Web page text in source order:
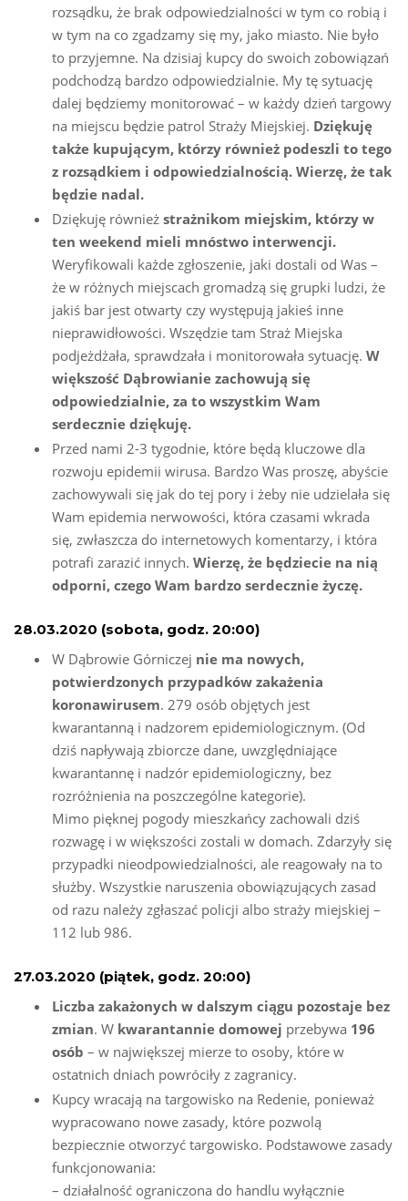
rozsądku, że brak odpowiedzialności w tym co robią i
w tym na co zgadzamy się my, jako miasto. Nie było
to przyjemne. Na dzisiaj kupcy do swoich zobowiązań
podchodzą bardzo odpowiedzialnie. My tę sytuację
dalej będziemy monitorować – w każdy dzień targowy
na miejscu będzie patrol Straży Miejskiej. Dziękuję
także kupującym, którzy również podeszli to tego
z rozsądkiem i odpowiedzialnością. Wierzę, że tak
będzie nadal.
Dziękuję również strażnikom miejskim, którzy w
ten weekend mieli mnóstwo interwencji.
Weryfikowali każde zgłoszenie, jaki dostali od Was –
że w różnych miejscach gromadzą się grupki ludzi, że
jakiś bar jest otwarty czy występują jakieś inne
nieprawidłowości. Wszędzie tam Straż Miejska
podjeżdżała, sprawdzała i monitorowała sytuację. W
większość Dąbrowianie zachowują się
odpowiedzialnie, za to wszystkim Wam
serdecznie dziękuję.
Przed nami 2-3 tygodnie, które będą kluczowe dla
rozwoju epidemii wirusa. Bardzo Was proszę, abyście
zachowywali się jak do tej pory i żeby nie udzielała się
Wam epidemia nerwowości, która czasami wkrada
się, zwłaszcza do internetowych komentarzy, i która
potrafi zarazić innych. Wierzę, że będziecie na nią
odporni, czego Wam bardzo serdecznie życzę.
28.03.2020 (sobota, godz. 20:00)
W Dąbrowie Górniczej nie ma nowych,
potwierdzonych przypadków zakażenia
koronawirusem. 279 osób objętych jest
kwarantanną i nadzorem epidemiologicznym. (Od
dziś napływają zbiorcze dane, uwzględniające
kwarantannę i nadzór epidemiologiczny, bez
rozróżnienia na poszczególne kategorie).
Mimo pięknej pogody mieszkańcy zachowali dziś
rozwagę i w większości zostali w domach. Zdarzyły się
przypadki nieodpowiedzialności, ale reagowały na to
służby. Wszystkie naruszenia obowiązujących zasad
od razu należy zgłaszać policji albo straży miejskiej –
112 lub 986.
27.03.2020 (piątek, godz. 20:00)
Liczba zakażonych w dalszym ciągu pozostaje bez
zmian. W kwarantannie domowej przebywa 196
osób – w największej mierze to osoby, które w
ostatnich dniach powróciły z zagranicy.
Kupcy wracają na targowisko na Redenie, ponieważ
wypracowano nowe zasady, które pozwolą
bezpiecznie otworzyć targowisko. Podstawowe zasady
funkcjonowania:
– działalność ograniczona do handlu wyłącznie